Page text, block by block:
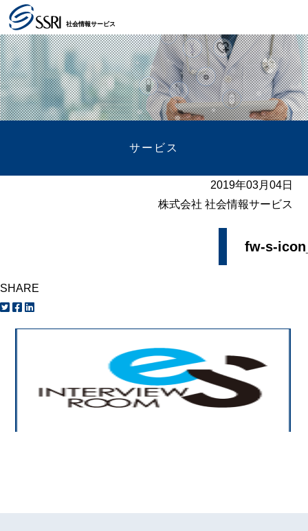
社会情報サービス
サービス
2019年03月04日
株式会社 社会情報サービス
fw-s-
SHARE